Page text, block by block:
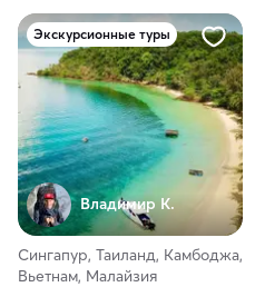
Экскурсионные туры
Владимир К.
Сингапур, Таиланд, Камбоджа,
Вьетнам, Малайзия